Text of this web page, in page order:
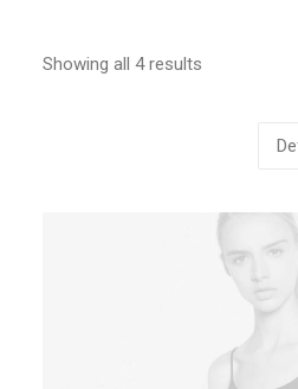
Showing all 4 results